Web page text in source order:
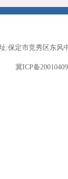
:保定市竞秀区东风
冀ICP备